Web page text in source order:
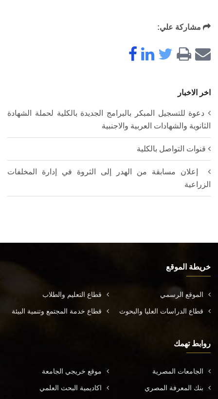
مشاركة علي:
اخر الاخبار
دعوة للتسجيل المبكر بالبرامج الجديدة بالكلية لحملة الشهادة
الثانوية والشهادات العربية والاجنبية
قنوات التواصل بالكلية
إعلان مسابقة من الهدر إلى الثروة في إدارة المخلفات
الزراعية
خريطة الموقع
الموقع الرسمي قطاع التعليم والطلاب
قطاع الدراسات العليا والبحوث قطاع خدمة المجتمع وتنمية البيئة
روابط تهمك
الجامعات المصرية موقع خريجي الجامعة
بنك المعرفة المصري اكاديمية البحث العلمي